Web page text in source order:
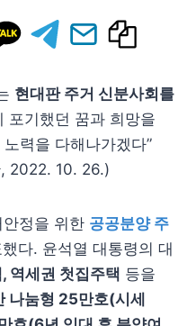
현대판 주거 신분사회를
포기했던 꿈과 희망을
력을 다해나가겠다”
2022. 10. 26.)
안정을 위한 공공분양 주
했다. 윤석열 대통령의 대
역세권 첫집주택 등을
나눔형 25만호(시세